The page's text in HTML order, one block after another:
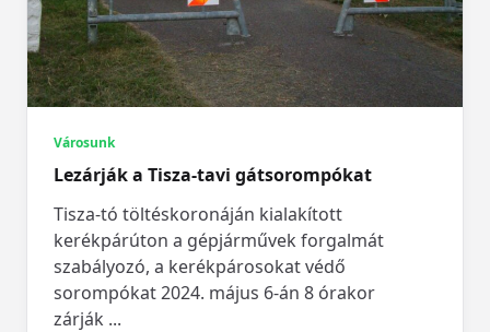
Városunk
Lezárják a Tisza-tavi gátsorompókat
Tisza-tó töltéskoronáján kialakított
kerékpárúton a gépjárművek forgalmát
szabályozó, a kerékpárosokat védő
sorompókat 2024. május 6-án 8 órakor
zárják ...